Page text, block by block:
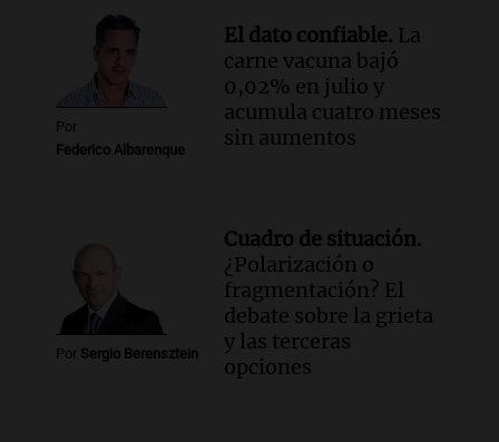
organizador de la gira de Juan Pablo II
recordó el desafío logístico
Viva la Radio
Episodios
Por
Federico Albarenque
El dato confiable. La
carne vacuna bajó
0,02% en julio y
acumula cuatro meses
sin aumentos
Por Sergio Berensztein
Cuadro de situación.
¿Polarización o
fragmentación? El
debate sobre la grieta
y las terceras
opciones